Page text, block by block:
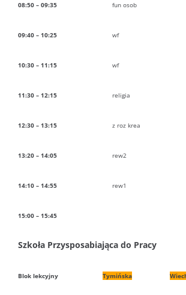
08:50 – 09:35 fun osob
09:40 – 10:25 wf
10:30 – 11:15 wf
11:30 – 12:15 religia
12:30 – 13:15 z roz krea
13:20 – 14:05 rew2
14:10 – 14:55 rew1
15:00 – 15:45
Szkoła Przysposabiająca do Pracy
Blok lekcyjny Tymińska